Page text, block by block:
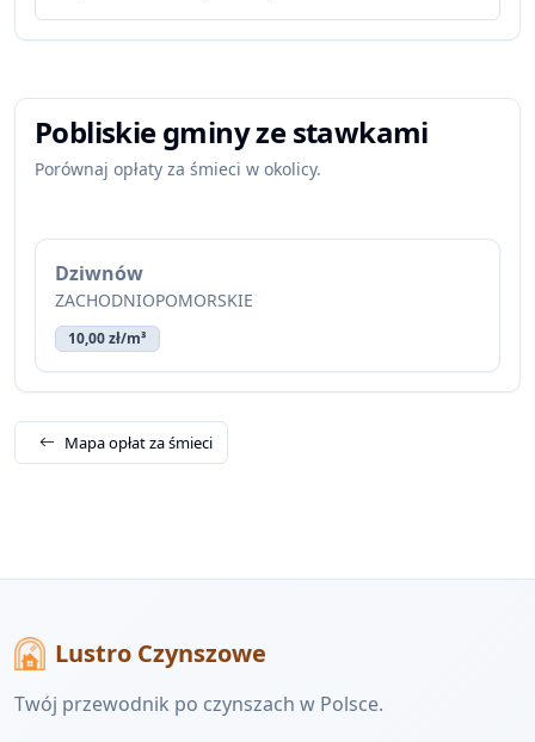
Pobliskie gminy ze stawkami
Porównaj opłaty za śmieci w okolicy.
Dziwnów
ZACHODNIOPOMORSKIE
10,00 zł/m³
Mapa opłat za śmieci
Lustro Czynszowe
Twój przewodnik po czynszach w Polsce.